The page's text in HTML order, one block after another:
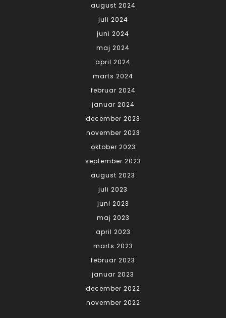
august 2024
juli 2024
juni 2024
maj 2024
april 2024
marts 2024
februar 2024
januar 2024
december 2023
november 2023
oktober 2023
september 2023
august 2023
juli 2023
juni 2023
maj 2023
april 2023
marts 2023
februar 2023
januar 2023
december 2022
november 2022